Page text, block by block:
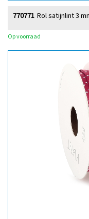
Rol satijnlint 3
770771
Op voorraad